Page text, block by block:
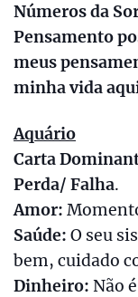
Números da
Pensamento
meus
minha vida
Aquário
Carta
Perda/ Falha.
Amor:
Saúde: O seu
bem, cuidado
Dinheiro: Não